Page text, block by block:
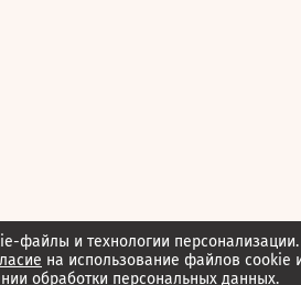
файлы и технологии
на использование файлов cookie
обработки персональных данных.